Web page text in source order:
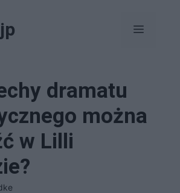
Menu
dramatu
można
w Lilli